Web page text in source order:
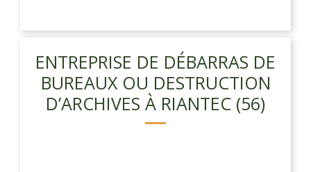
ENTREPRISE DE DÉBARRAS DE
BUREAUX OU DESTRUCTION
D’ARCHIVES À RIANTEC (56)